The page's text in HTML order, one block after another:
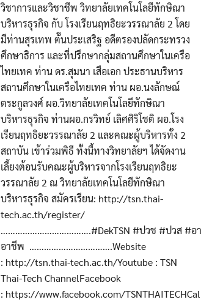
วิชาการและวิชาชีพ วิทยาลัยเทคโนโลยีทักษิณา
บริหารธุรกิจ กับ โรงเรียนฤทธิยะวรรณาลัย 2 โดย
มีท่านสุรเทพ ตั๊นประเสริฐ อดีตรองปลัดกระทรวง
ศึกษาธิการ และที่ปรึกษากลุ่มสถานศึกษาในเครือ
ไทยเทค ท่าน ดร.สุมนา เสือเอก ประธานบริหาร
สถานศึกษาในเครือไทยเทค ท่าน ผอ.นงลักษณ์
ตระกูลวงศ์ ผอ.วิทยาลัยเทคโนโลยีทักษิณา
บริหารธุรกิจ ท่านผอ.กรวิทย์ เลิศศิริโชติ ผอ.โรง
เรียนฤทธิยะวรรณาลัย 2 และคณะผู้บริหารทั้ง 2
สถาบัน เข้าร่วมพิธี ทั้งนี้ทางวิทยาลัยฯ ได้จัดงาน
เลี้ยงต้อนรับคณะผู้บริหารจากโรงเรียนฤทธิยะ
วรรณาลัย 2 ณ วิทยาลัยเทคโนโลยีทักษิณา
บริหารธุรกิจ สมัครเรียน: http://tsn.thai-
tech.ac.th/register/
……………………………….#DekTSN #ปวช #ปวส #อ
อาชีพ …………………………….Website
: http://tsn.thai-tech.ac.th/Youtube : TSN
Thai-Tech ChannelFacebook
: https://www.facebook.com/